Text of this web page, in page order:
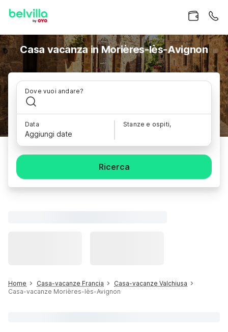
Casa vacanza in Morières-lès-Avignon
Dove vuoi andare?
Data
Aggiungi date
Stanze e ospiti,
Ricerca
Home Casa-vacanze Francia
Casa-vacanze Valchiusa
Casa-vacanze Morières-lès-Avignon